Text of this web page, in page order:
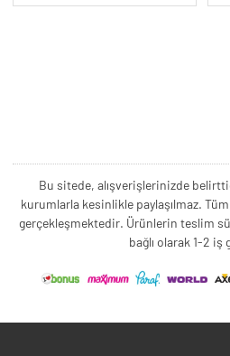
Bu sitede, alışverişlerinizde
kurumlarla kesinlikle paylaşılmaz.
gerçekleşmektedir. Ürünlerin teslim
bağlı olarak 1-2 iş